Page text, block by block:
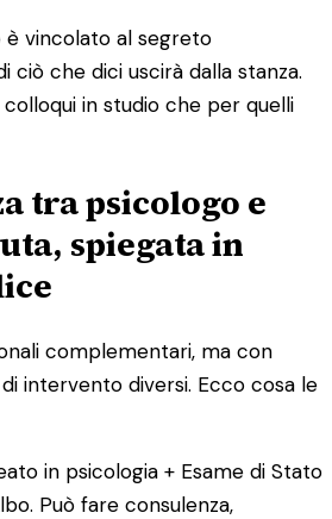
è vincolato al segreto
ciò che dici uscirà dalla stanza.
in studio che per quelli
tra psicologo e
spiegata in
complementari, ma con
intervento diversi. Ecco cosa le
in psicologia + Esame di Stato
Può fare consulenza,